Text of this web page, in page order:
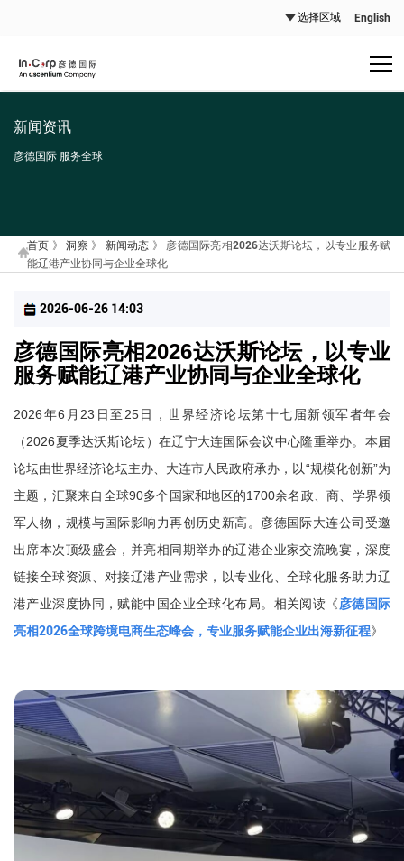
English
新闻资讯
彦德国际 服务全球
首页 》洞察 》 新闻动态 》 彦德国际亮相2026达沃斯论坛，以专业服务赋
能辽港产业协同与企业全球化
2026-06-26 14:03
彦德国际亮相2026达沃斯论坛，以专业
服务赋能辽港产业协同与企业全球化
2026年6月23日至25日，世界经济论坛第十七届新领军者年会
（2026夏季达沃斯论坛）在辽宁大连国际会议中心隆重举办。本届
论坛由世界经济论坛主办、大连市人民政府承办，以“规模化创新”为
主题，汇聚来自全球90多个国家和地区的1700余名政、商、学界领
军人物，规模与国际影响力再创历史新高。彦德国际大连公司受邀
出席本次顶级盛会，并亮相同期举办的辽港企业家交流晚宴，深度
链接全球资源、对接辽港产业需求，以专业化、全球化服务助力辽
港产业深度协同，赋能中国企业全球化布局。相关阅读《彦德国际
亮相2026全球跨境电商生态峰会，专业服务赋能企业出海新征程》